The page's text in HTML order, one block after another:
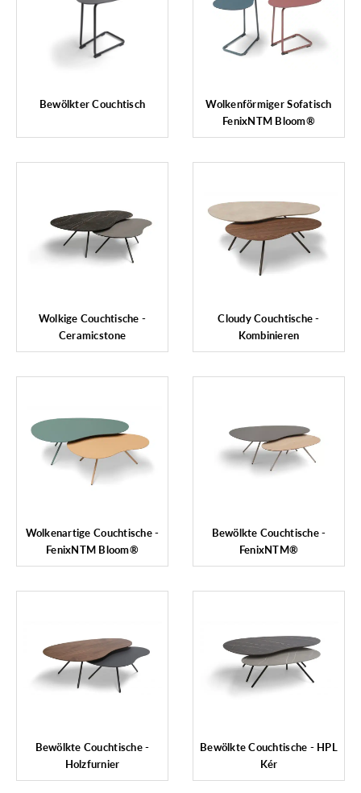
Bewölkter Couchtisch
Wolkenförmiger Sofatisch
FenixNTM Bloom®
Wolkige Couchtische -
Ceramicstone
Cloudy Couchtische -
Kombinieren
Wolkenartige Couchtische -
FenixNTM Bloom®
Bewölkte Couchtische -
FenixNTM®
Bewölkte Couchtische -
Holzfurnier
Bewölkte Couchtische - HPL
Kér